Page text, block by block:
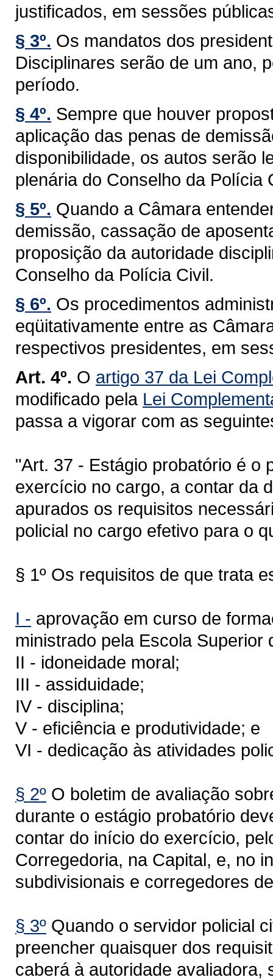
justificados, em sessões
§ 3º. Os mandatos dos
Disciplinares serão de um ano,
período.
§ 4º. Sempre que houver
aplicação das penas de
disponibilidade, os autos serão
plenária do Conselho da Polícia
§ 5º. Quando a Câmara
demissão, cassação de
proposição da autoridade
Conselho da Polícia Civil.
§ 6º. Os procedimentos
eqüitativamente entre as
respectivos presidentes, em
Art. 4º. O artigo 37 da Lei
modificado pela Lei
passa a vigorar com as
"Art. 37 - Estágio probatório é o
exercício no cargo, a contar da
apurados os requisitos
policial no cargo efetivo para o
§ 1º Os requisitos de que trata
I - aprovação em curso de
ministrado pela Escola Superior
II - idoneidade moral;
III - assiduidade;
IV - disciplina;
V - eficiência e produtividade; e
VI - dedicação às atividades
§ 2º O boletim de avaliação
durante o estágio probatório
contar do início do exercício,
Corregedoria, na Capital, e, no
subdivisionais e corregedores
§ 3º Quando o servidor policial
preencher quaisquer dos
caberá à autoridade avaliadora,